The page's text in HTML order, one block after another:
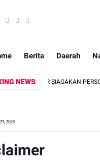
Berita Daerah
NEWSTIMUR SIAGAKAN
2023